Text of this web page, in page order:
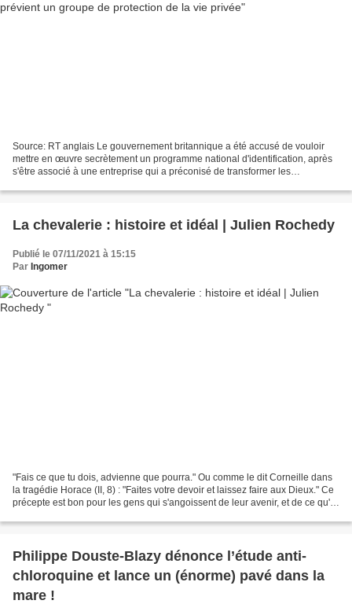
Source: RT anglais Le gouvernement britannique a été accusé de vouloir
mettre en œuvre secrètement un programme national d'identification, après
s'être associé à une entreprise qui a préconisé de transformer les
La chevalerie : histoire et idéal | Julien Rochedy
Publié le 07/11/2021 à 15:15
Par Ingomer
"Fais ce que tu dois, advienne que pourra." Ou comme le dit Corneille dans
la tragédie Horace (II, 8) : "Faites votre devoir et laissez faire aux Dieux." Ce
précepte est bon pour les gens qui s'angoissent de leur avenir, et de ce qu'ils
Philippe Douste-Blazy dénonce l’étude anti-
chloroquine et lance un (énorme) pavé dans la
mare !